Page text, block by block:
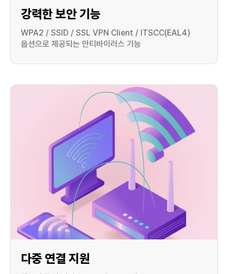
강력한 보안 기능
WPA2 / SSID / SSL VPN Client / ITSCC(EAL4)
옵션으로 제공되는 안티바이러스 기능
다중 연결 지원